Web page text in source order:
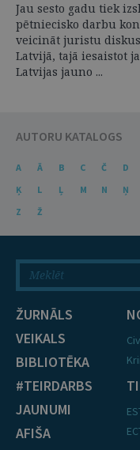
Jau sesto gadu tiek
pētniecisko darbu
veicināt juristu
Latvijā, tajā iesaistot
Latvijas jauno ...
AUTORU KATALOGS
A Ā B C Č D
Ķ
L Ļ M N Ņ
Z
Ž
ŽURNĀLS
VEIKALS
BIBLIOTĒKA
#TEIRDARBS
JAUNUMI
AFIŠA